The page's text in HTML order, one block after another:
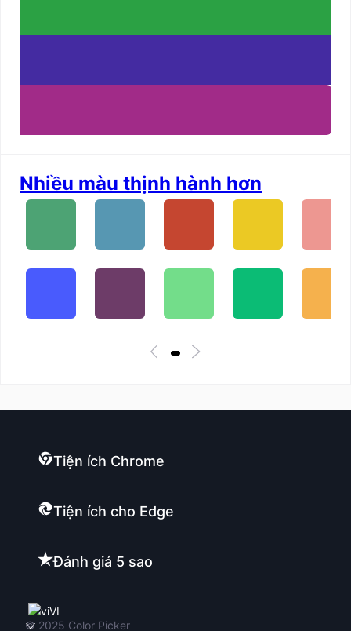
Nhiều màu thịnh hành hơn
Tiện ích Chrome
Tiện ích cho Edge
Đánh giá 5 sao
VI
© 2025 Color Picker